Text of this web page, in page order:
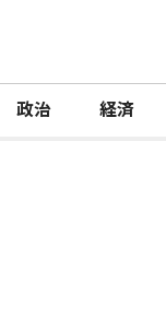
政治 経済